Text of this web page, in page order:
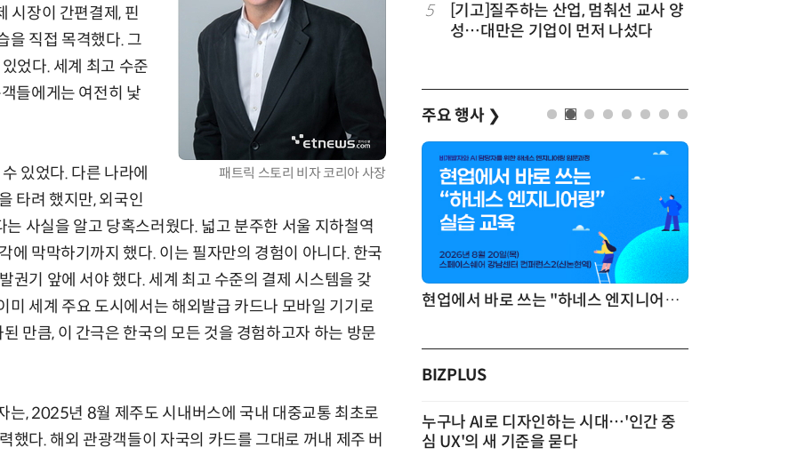
패트릭 스토리 비자 코리아 사장
시장이 간편결제, 핀
을 직접 목격했다. 그
었다. 세계 최고 수준
들에게는 여전히 낯
있었다. 다른 나라에
타려 했지만, 외국인
사실을 알고 당혹스러웠다. 넓고 분주한 서울 지하철역
에 막막하기까지 했다. 이는 필자만의 경험이 아니다. 한국
권기 앞에 서야 했다. 세계 최고 수준의 결제 시스템을 갖
미 세계 주요 도시에서는 해외발급 카드나 모바일 기기로
만큼, 이 간극은 한국의 모든 것을 경험하고자 하는 방문
는, 2025년 8월 제주도 시내버스에 국내 대중교통 최초로
했다. 해외 관광객들이 자국의 카드를 그대로 꺼내 제주 버
[ET톡] 통관 개편, 또 다른 제재가 되
지 않도록
5
[기고]질주하는 산업, 멈춰선 교사 양
성…대만은 기업이 먼저 나섰다
주요 행사 ❯
양자컴퓨팅 비즈니스·기술 입문 1-Day 워크샵 - 큐비트·양자 알고리듬·Qiskit 실습으로 이해하는 차세대 현업에서 바로 쓰는 "하네스 엔지니어링" 실습 교육
BIZPLUS
누구나 AI로 디자인하는 시대…'인간 중
심 UX'의 새 기준을 묻다